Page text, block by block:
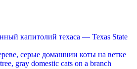
капитолий техаса — Texas State
серые домашнии коты на ветке
gray domestic cats on a branch